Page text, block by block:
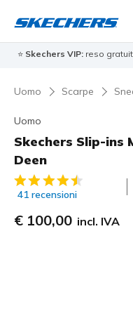
⭐ Skechers VIP: reso
Uomo Scarpe
Uomo
Skechers Slip-ins
Deen
Valutazione cliente 5
41 recensioni
€ 100,00 incl. IVA